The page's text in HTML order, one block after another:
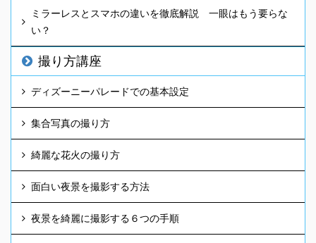
ミラーレスとスマホの違いを徹底解説 一眼はもう要らな
い？
撮り方講座
ディズーニーパレードでの基本設定
集合写真の撮り方
綺麗な花火の撮り方
面白い夜景を撮影する方法
夜景を綺麗に撮影する６つの手順